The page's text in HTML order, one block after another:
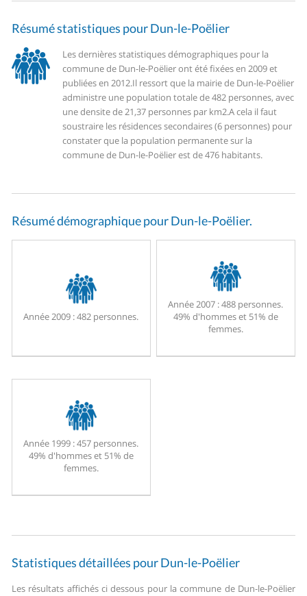
Résumé statistiques pour Dun-le-Poëlier
Les dernières statistiques démographiques pour la
commune de Dun-le-Poëlier ont été fixées en 2009 et
publiées en 2012.Il ressort que la mairie de Dun-le-Poëlier
administre une population totale de 482 personnes, avec
une densite de 21,37 personnes par km2.A cela il faut
soustraire les résidences secondaires (6 personnes) pour
constater que la population permanente sur la
commune de Dun-le-Poëlier est de 476 habitants.
Résumé démographique pour Dun-le-Poëlier.
Année 2009 :482 personnes.
Année 2007 :488 personnes.
49% d'hommes et 51% de
femmes.
Année 1999 :457 personnes.
49% d'hommes et 51% de
femmes.
Statistiques détaillées pour Dun-le-Poëlier
Les résultats affichés ci dessous pour la commune de Dun-le-Poëlier